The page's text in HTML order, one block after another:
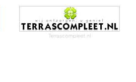
Terrascompleet.nl